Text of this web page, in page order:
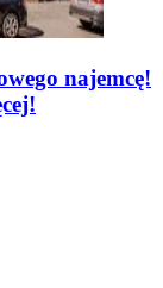
najemcę!